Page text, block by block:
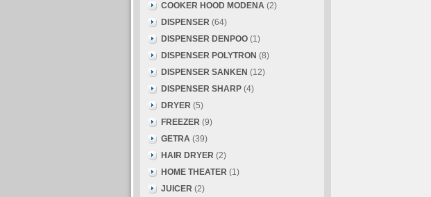
COOKER HOOD MODENA (2)
DISPENSER (64)
DISPENSER DENPOO (1)
DISPENSER POLYTRON (8)
DISPENSER SANKEN (12)
DISPENSER SHARP (4)
DRYER (5)
FREEZER (9)
GETRA (39)
HAIR DRYER (2)
HOME THEATER (1)
JUICER (2)